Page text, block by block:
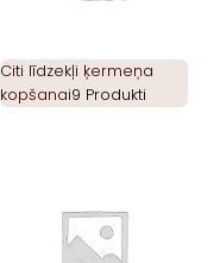
Citi līdzekļi ķermeņa
kopšanai9 Produkti